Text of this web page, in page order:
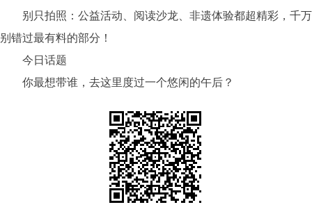
别只拍照：公益活动、阅读沙龙、非遗体验都超精彩，千万
别错过最有料的部分！
今日话题
你最想带谁，去这里度过一个悠闲的午后？